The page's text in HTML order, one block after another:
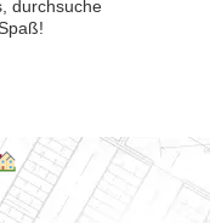
durchsuche